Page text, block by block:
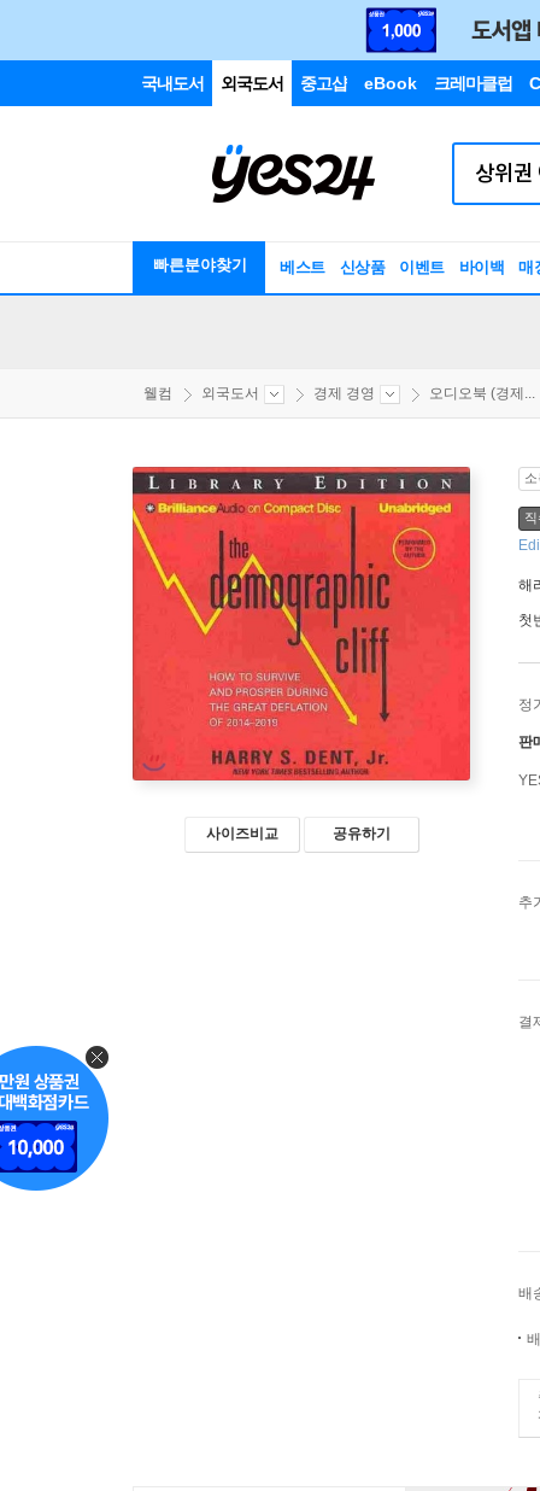
국내도서 외국도서 중고샵 eBook 크레마클럽
빠른분야찾기 베스트 신상품 이벤트 바이백 매
웰컴 외국도서 경제 경영 오디오북 (경제...
사이즈비교 공유하기
해
첫
정
판
추
결
배